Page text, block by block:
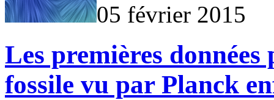
05 février 2015
Les premières
fossile vu par Planck